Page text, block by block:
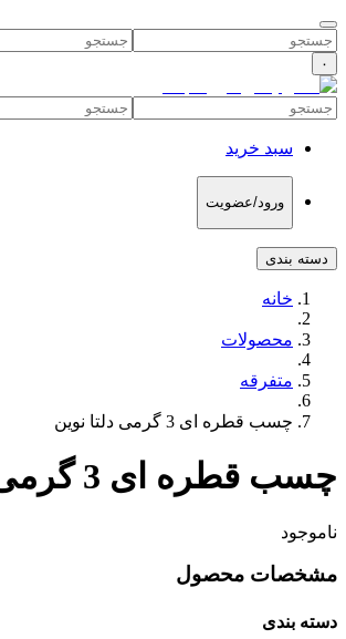
۰
سبد خرید
ورود/عضویت
دسته بندی
خانه
محصولات
متفرقه
چسب قطره ای 3 گرمی دلتا نوین
چسب قطره ای 3 گرمی دلتا نوین
ناموجود
مشخصات محصول
دسته بندی